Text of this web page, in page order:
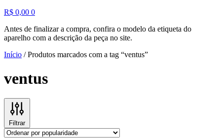
R$ 0,00 0
Antes de finalizar a compra, confira o modelo da etiqueta do
aparelho com a descrição da peça no site.
Início /Produtos marcados com a tag “ventus”
ventus
Filtrar